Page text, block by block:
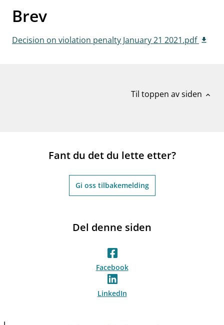
work_outlineJobb hos oss
dashboardInformasjon for investorer
Brev
Decision on violation penalty January 21 2021.pdf
Til toppen av siden expand_less
Fant du det du lette etter?
Gi oss tilbakemelding
Del denne siden
Facebook
LinkedIn